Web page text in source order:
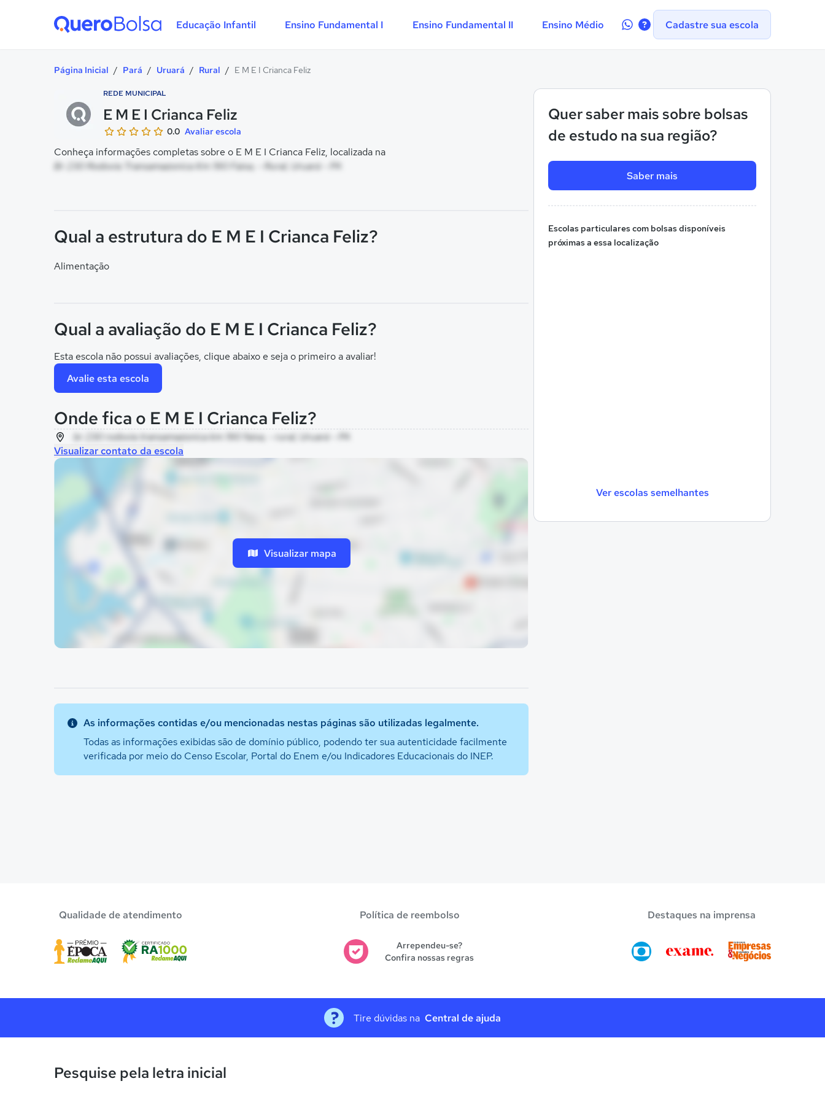
Educação Infantil Ensino Fundamental I Ensino Fundamental II Ensino Médio
Contate-Cadastre sua escola
Página Inicial / Pará / Uruará / Rural / E M E I Crianca Feliz
REDE MUNICIPAL
E M E I Crianca Feliz
0.0 Avaliar escola
Conheça informações completas sobre o E M E I Crianca Feliz, localizada na
Br 230 Rodovia Transamazonica Km 190 Faixa, - Rural, Uruará - PA
Quer saber mais sobre bolsas
de estudo na sua região?
Saber mais
Escolas particulares com bolsas disponíveis
próximas a essa localização
Ver escolas semelhantes
Qual a estrutura do E M E I Crianca Feliz?
Alimentação
Qual a avaliação do E M E I Crianca Feliz?
Esta escola não possui avaliações, clique abaixo e seja o primeiro a avaliar!
Avalie esta escola
Onde fica o E M E I Crianca Feliz?
br 230 rodovia transamazonica km 190 faixa, - rural, Uruará - PA
Visualizar contato da escola
Visualizar mapa
As informações contidas e/ou mencionadas nestas páginas são utilizadas legalmente.
Todas as informações exibidas são de domínio público, podendo ter sua autenticidade facilmente
verificada por meio do Censo Escolar, Portal do Enem e/ou Indicadores Educacionais do INEP.
Qualidade de atendimento Política de reembolso
Arrependeu-se?
Confira nossas regras
Destaques na imprensa
Tire dúvidas na Central de ajuda
Pesquise pela letra inicial